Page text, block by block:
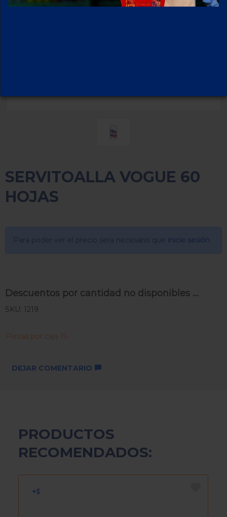
SERVITOALLA VOGUE 60
HOJAS
Para poder ver el precio sera necesario que
Descuentos por cantidad no disponibles ...
SKU: 1219
Piezas por caja 15
DEJAR COMENTARIO
PRODUCTOS
RECOMENDADOS: